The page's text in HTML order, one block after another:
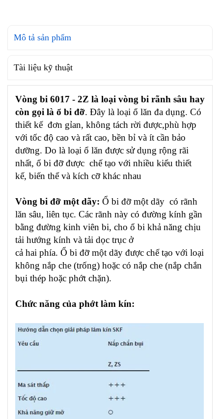
Mô tả sản phẩm
Tài liệu kỹ thuật
Vòng bi 6017 - 2Z là loại vòng bi rãnh sâu hay
còn gọi là ổ bi đỡ. Đây là loại ổ lăn đa dụng. Có
thiết kế đơn gỉan, không tách rời được,phù hợp
với tốc độ cao và rất cao, bền bỉ và ít cần bảo
dưỡng. Do là loại ổ lăn được sử dụng rộng rãi
nhất, ổ bi đỡ được chế tạo với nhiều kiểu thiết
kế, biến thể và kích cỡ khác nhau
Vòng bi đỡ một dãy: Ổ bi đỡ một dãy có rãnh
lăn sâu, liên tục. Các rãnh này có đường kính gần
bằng đường kinh viên bi, cho ổ bi khả năng chịu
tải hướng kính và tải dọc trục ở
cả hai phía. Ổ bi đỡ một dãy được chế tạo với loại
không nắp che (trống) hoặc có nắp che (nắp chắn
bụi thép hoặc phớt chặn).
Chức năng của phớt làm kín: